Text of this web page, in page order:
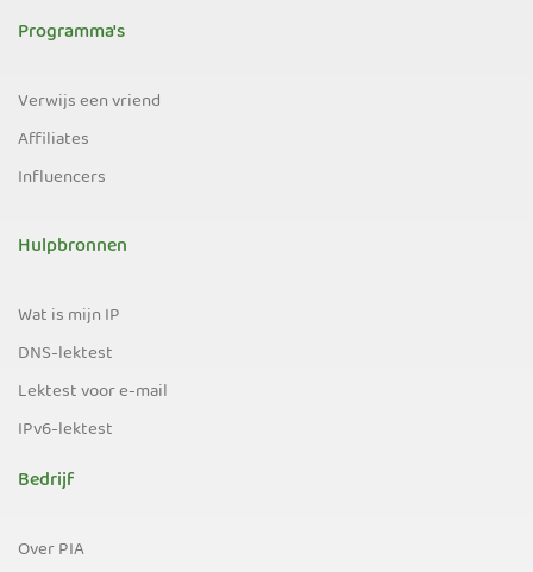
Programma's
Verwijs een vriend
Affiliates
Influencers
Hulpbronnen
Wat is mijn IP
DNS-lektest
Lektest voor e-mail
IPv6-lektest
Bedrijf
Over PIA